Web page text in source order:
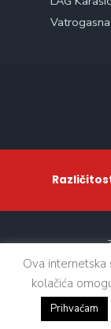
Sva
Ova internetska
kolačića
Prihvaćam